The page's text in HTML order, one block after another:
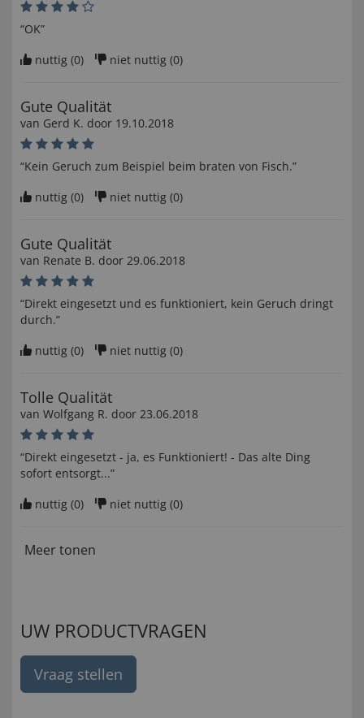
“OK”
nuttig (0) niet nuttig (0)
Gute Qualität
van Gerd K. door 19.10.2018
“Kein Geruch zum Beispiel beim braten von Fisch.”
nuttig (0) niet nuttig (0)
Gute Qualität
van Renate B. door 29.06.2018
“Direkt eingesetzt und es funktioniert, kein Geruch dringt
durch.”
nuttig (0) niet nuttig (0)
Tolle Qualität
van Wolfgang R. door 23.06.2018
“Direkt eingesetzt - ja, es Funktioniert! - Das alte Ding
sofort entsorgt...”
nuttig (0) niet nuttig (0)
Meer tonen
UW PRODUCTVRAGEN
Vraag stellen